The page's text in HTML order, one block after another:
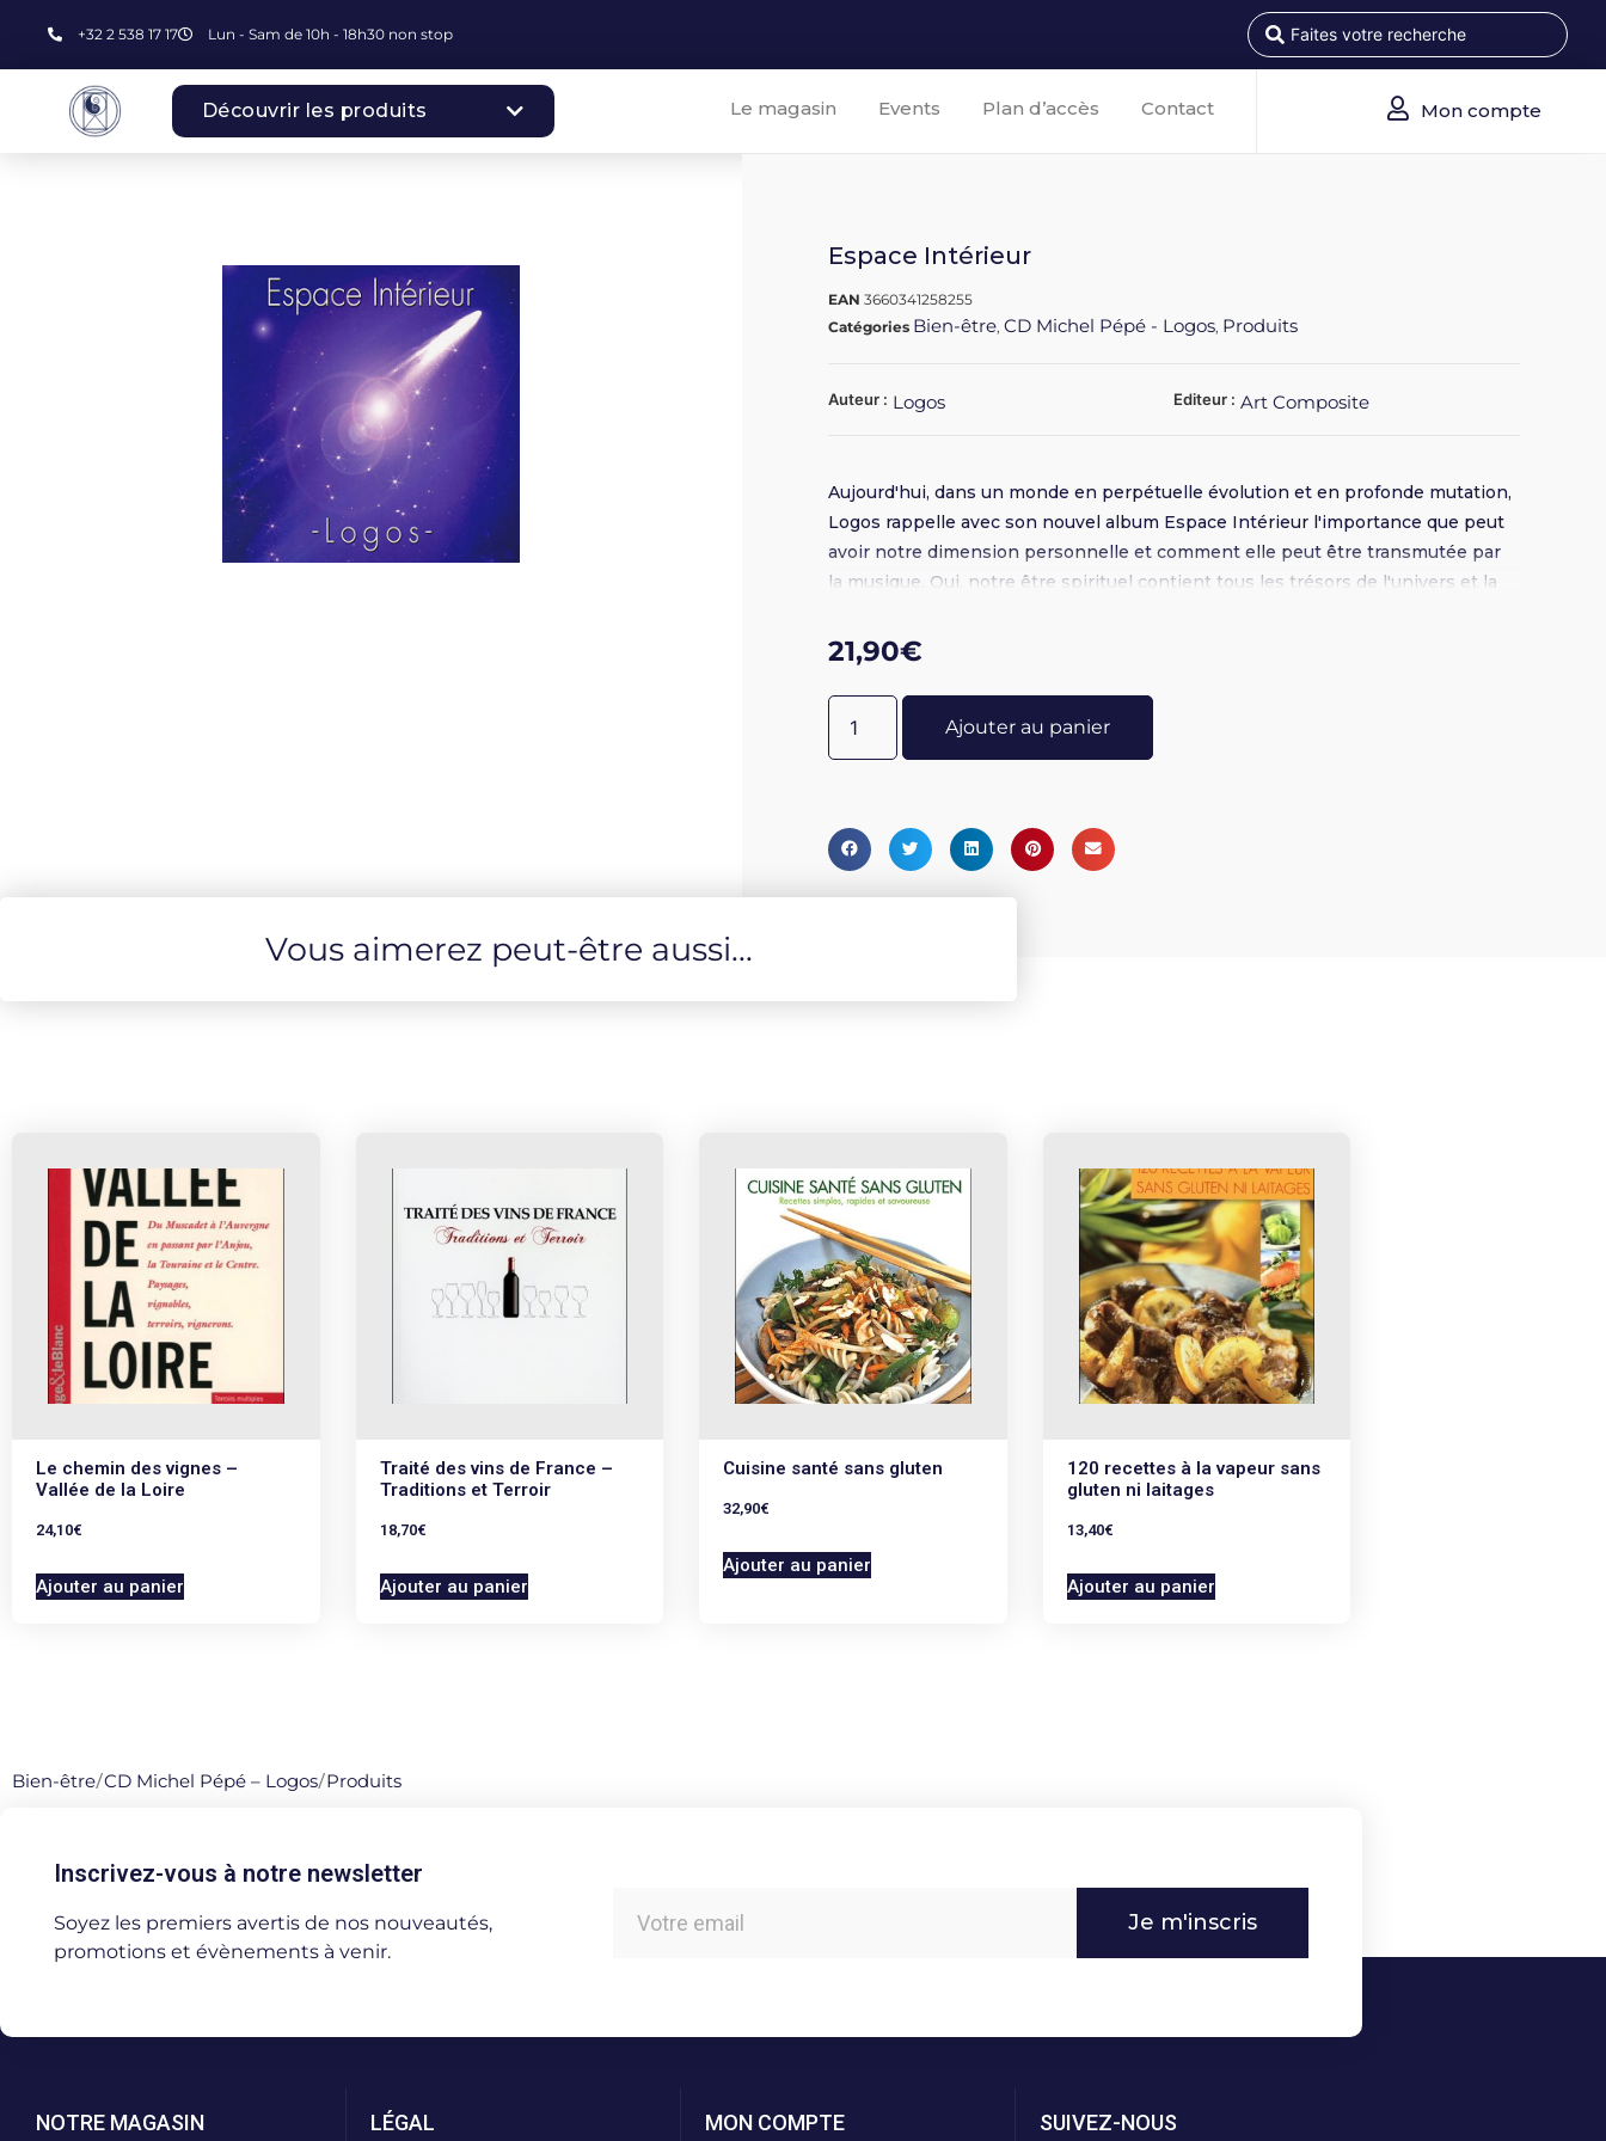
+32 2 538 17 17 Lun - Sam de 10h - 18h30 non stop
Découvrir les produits Le magasin Events Plan d’accès Contact Mon compte
Espace Intérieur
EAN3660341258255
Catégories Bien-être,CD Michel Pépé - Logos, Produits
Auteur : Logos Editeur : Art Composite
Aujourd'hui, dans un monde en perpétuelle évolution et en profonde mutation,
Logos rappelle avec son nouvel album Espace Intérieur l'importance que peut
avoir notre dimension personnelle et comment elle peut être transmutée par
la musique. Oui, notre être spirituel contient tous les trésors de l'univers et la
les gens à se recentrer sur eux-mêmes, à se ressourcer, se retrouver explique
Stephen. Espace Intérieur est une invitation musicale à la découverte de notre
être sacré. Un album rempli de beauté, de sérénité et d'espaces d'amour innis.
21,90€
Ajouter au panier
Vous aimerez peut-être aussi...
Le chemin des vignes –
Vallée de la Loire
24,10€
Ajouter au panier
Traité des vins de France –
Traditions et Terroir
18,70€
Ajouter au panier
Cuisine santé sans gluten
32,90€
Ajouter au panier
120 recettes à la vapeur sans
gluten ni laitages
13,40€
Ajouter au panier
Bien-être/CD Michel Pépé – Logos/Produits
Inscrivez-vous à notre newsletter
Soyez les premiers avertis de nos nouveautés,
promotions et évènements à venir.
Je m'inscris
NOTRE MAGASIN LÉGAL MON COMPTE SUIVEZ-NOUS